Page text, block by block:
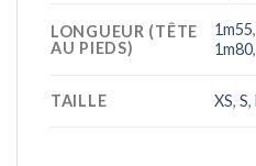
LONGUEUR (TÊTE
AU PIEDS)
1m55,
1m80,
TAILLE XS,S,